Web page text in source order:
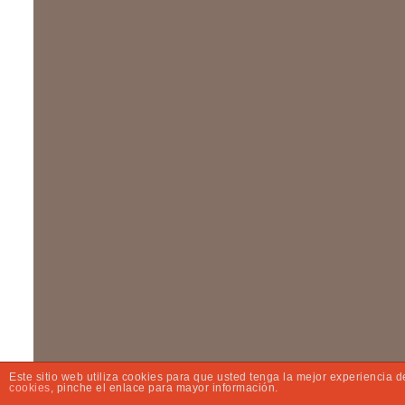
© 2020 YLDC
Este sitio web utiliza cookies para que usted tenga la mejor experiencia
cookies, pinche el enlace para mayor información.